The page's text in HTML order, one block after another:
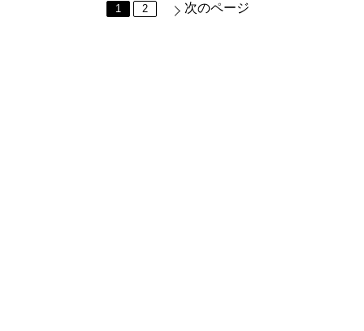
1 2 次のページ